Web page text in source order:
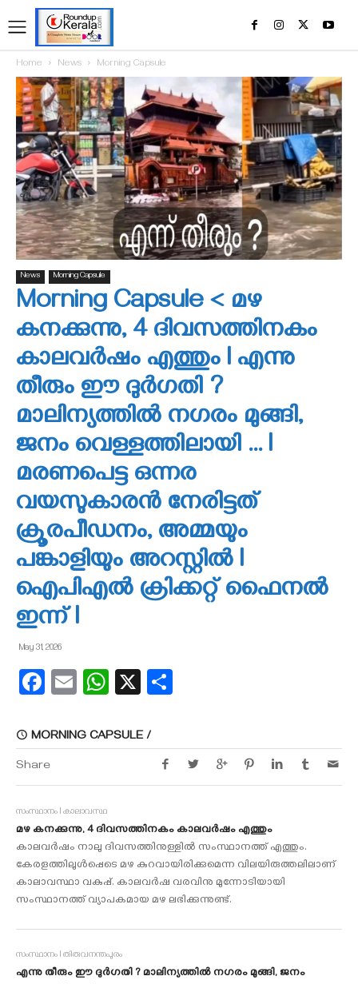
Home News Morning Capsule
News Morning Capsule
Morning Capsule < മഴ
കനക്കുന്നു, 4 ദിവസത്തിനകം
കാലവർഷം എത്തും l എന്നു
തീരും ഈ ദുർഗതി ?
മാലിന്യത്തിൽ നഗരം മുങ്ങി,
ജനം വെള്ളത്തിലായി … I
മരണപെട്ട ഒന്നര
വയസുകാരൻ നേരിട്ടത്
ക്രൂരപീഡനം, അമ്മയും
പങ്കാളിയും അറസ്റ്റിൽ l
ഐപിഎല്‍ ക്രിക്കറ്റ് ഫൈനല്‍
ഇന്ന് l
May 31, 2026
Facebook
EmailWhatsApp
X
MORNING CAPSULE /
Share
സംസ്ഥാനം I കാലാവസ്ഥ
മഴ കനക്കുന്നു, 4 ദിവസത്തിനകം കാലവർഷം എത്തും
കാലവർഷം നാലു ദിവസത്തിനുള്ളിൽ സംസ്ഥാനത്ത് എത്തും.
കേരളത്തിലുൾപ്പെടെ മഴ കുറവായിരിക്കുമെന്ന വിലയിരുത്തലിലാണ്
കാലാവസ്ഥാ വകുപ്പ്. കാലവർഷ വരവിനു മുന്നോടിയായി
സംസ്ഥാനത്ത് വ്യാപകമായ മഴ ലഭിക്കുന്നുണ്ട്.
സംസ്ഥാനം I തിരുവനന്തപുരം
എന്നു തീരും ഈ ദുർഗതി ? മാലിന്യത്തിൽ നഗരം മുങ്ങി, ജനം